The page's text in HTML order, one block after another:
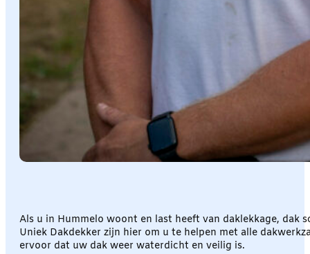
Als u in Hummelo woont en last heeft van daklekkage, dak
Uniek Dakdekker zijn hier om u te helpen met alle
ervoor dat uw dak weer waterdicht en veilig is.